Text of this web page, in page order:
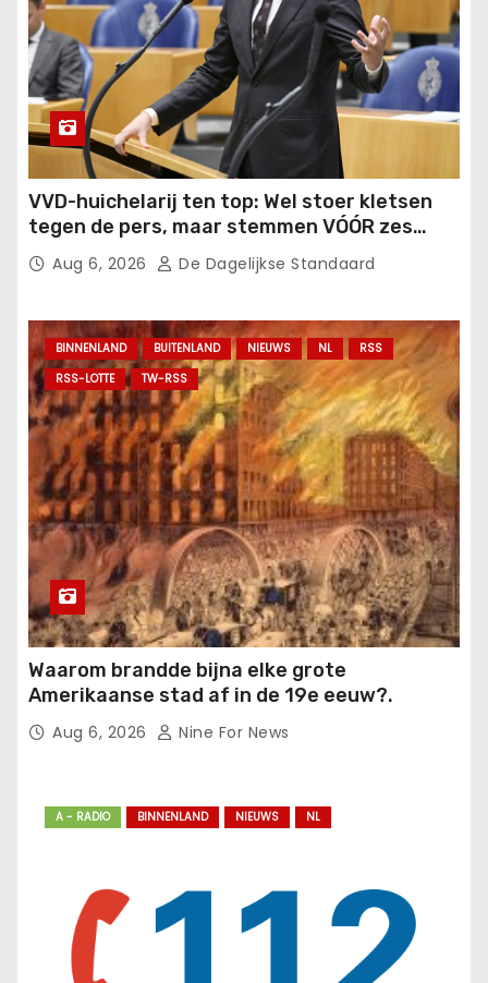
VVD-huichelarij ten top: Wel stoer kletsen
tegen de pers, maar stemmen VÓÓR zes
maanden WW in het buitenland!.
Aug 6, 2026 De Dagelijkse Standaard
BINNENLAND BUITENLAND NIEUWS NL
RSS
RSS-LOTTE
TW-RSS
Waarom brandde bijna elke grote
Amerikaanse stad af in de 19e eeuw?.
Aug 6, 2026 Nine For News
A - RADIO BINNENLAND NIEUWS NL